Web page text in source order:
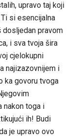
upravo taj koji
si esencijalna
dosljedan pravom
i sva tvoja šira
cjelokupni
najizazovnijem i
ka govoru tvoga
nakon toga i
ih! Budi
je upravo ovo